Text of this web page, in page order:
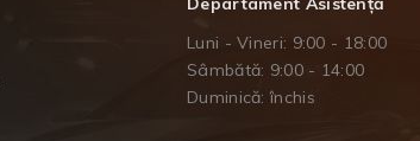
Luni - Vineri: 9:00 - 18:00
Sâmbătă: 9:00 - 14:00
Duminică: închis